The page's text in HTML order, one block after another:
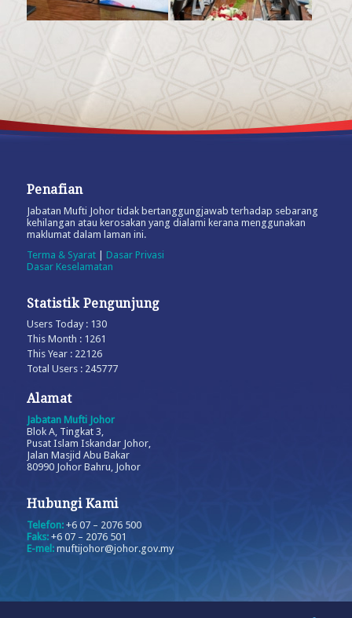
Penafian
Jabatan Mufti Johor tidak bertanggungjawab terhadap sebarang
kehilangan atau kerosakan yang dialami kerana menggunakan
maklumat dalam laman ini.
Terma & Syarat| Dasar Privasi
Dasar Keselamatan
Statistik Pengunjung
Users Today : 130
This Month : 1261
This Year : 22126
Total Users : 245777
Alamat
Jabatan Mufti Johor
Blok A, Tingkat 3,
Pusat Islam Iskandar Johor,
Jalan Masjid Abu Bakar
80990 Johor Bahru, Johor
Hubungi Kami
Telefon:+6 07 – 2076 500
Faks:+6 07 – 2076 501
E-mel:muftijohor@johor.gov.my